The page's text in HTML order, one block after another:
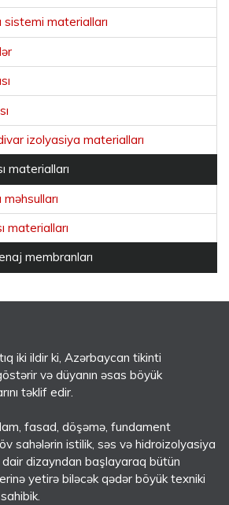
materialları
izolyasiya materialları
materialları
materialları
membranları
iki ildir ki, Azərbaycan tikinti
və düyanın əsas böyük
təklif edir.
fasad, döşəmə, fundament
sahələrin istilik, səs və hidroizolyasiya
dair dizayndan başlayaraq bütün
yetirə biləcək qədər böyük texniki